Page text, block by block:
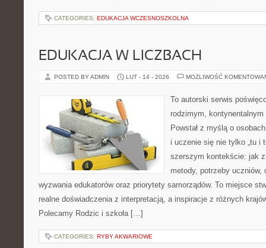
CATEGORIES: EDUKACJA WCZESNOSZKOLNA
EDUKACJA W LICZBACH
POSTED BY ADMIN LUT - 14 - 2026 MOŻLIWOŚĆ
To autorski serwis
rodzimym,
Powstał z myślą o
i uczenie się nie tylko „tu i
szerszym kontekście: jak
metody, potrzeby
wyzwania edukatorów oraz priorytety samorządów. To miejsce
realne doświadczenia z interpretacją, a inspiracje z różnych
Polecamy Rodzic i szkoła […]
CATEGORIES: RYBY AKWARIOWE